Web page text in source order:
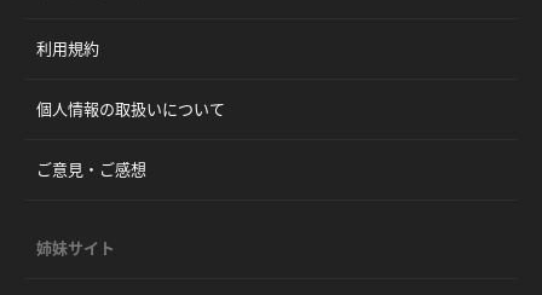
利用規約
個人情報の取扱いについて
ご意見・ご感想
姉妹サイト